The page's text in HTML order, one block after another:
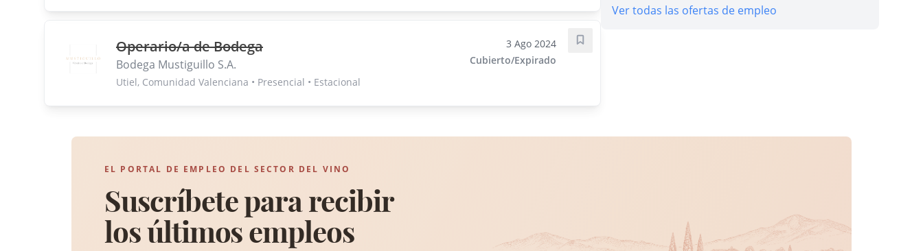
Operario/a de Bodega
Bodega Mustiguillo S.A.
Utiel, Comunidad Valenciana • Presencial • Estacional
3 Ago 2024
Cubierto/Expirado
Guardar oferta
Ver todas las ofertas de empleo
EL PORTAL DE EMPLEO DEL SECTOR DEL VINO
Suscríbete para recibir
los últimos empleos